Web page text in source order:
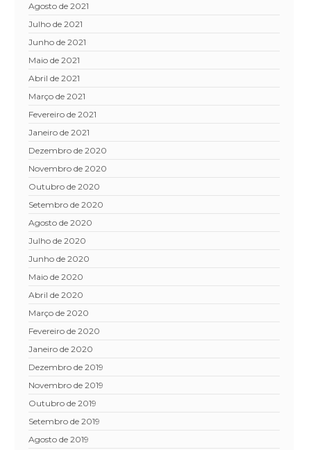
agosto de 2021
julho de 2021
junho de 2021
maio de 2021
abril de 2021
março de 2021
fevereiro de 2021
janeiro de 2021
dezembro de 2020
novembro de 2020
outubro de 2020
setembro de 2020
agosto de 2020
julho de 2020
junho de 2020
maio de 2020
abril de 2020
março de 2020
fevereiro de 2020
janeiro de 2020
dezembro de 2019
novembro de 2019
outubro de 2019
setembro de 2019
agosto de 2019